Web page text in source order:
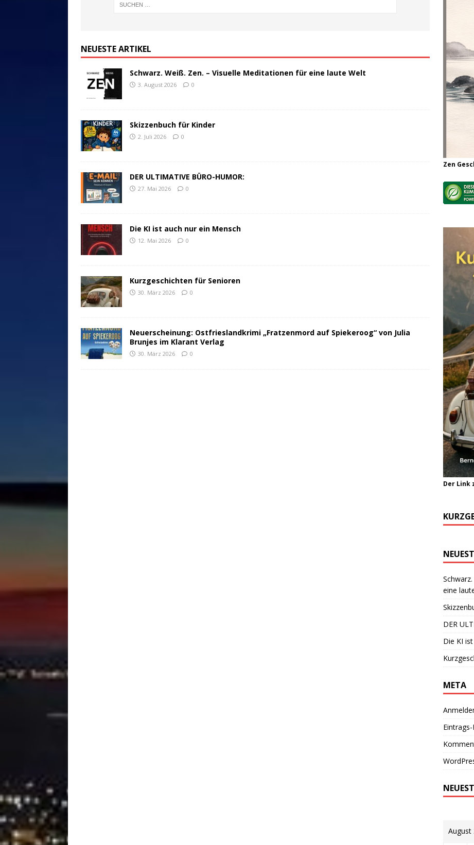
NEUESTE ARTIKEL
Schwarz. Weiß. Zen. – Visuelle Meditationen für eine laute Welt
3. August 2026 0
Skizzenbuch für Kinder
2. Juli 2026 0
DER ULTIMATIVE BÜRO-HUMOR:
27. Mai 2026 0
Die KI ist auch nur ein Mensch
12. Mai 2026 0
Kurzgeschichten für Senioren
30. März 2026 0
Neuerscheinung: Ostfrieslandkrimi „Fratzenmord auf Spiekeroog“ von Julia
Brunjes im Klarant Verlag
30. März 2026 0
Zen
Der Link
eine
DER
Die KI
META
August